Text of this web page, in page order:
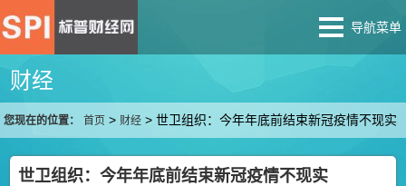
导航菜单
财经
您现在的位置： 首页 > 财经 >世卫组织：今年年底前结束新冠疫情不现实
世卫组织：今年年底前结束新冠疫情不现实